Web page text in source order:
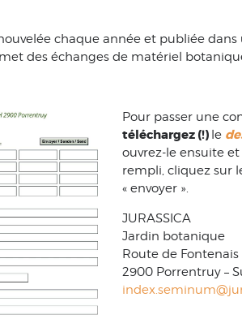
chaque année et publiée
des échanges de matériel
Pour passer une
téléchargez (!) le
ouvrez-le ensuite
rempli, cliquez sur
« envoyer ».
JURASSICA
Jardin botanique
Route de Fontenais
2900 Porrentruy –